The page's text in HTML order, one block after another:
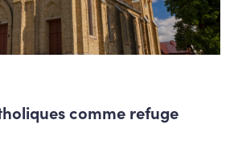
comme refuge